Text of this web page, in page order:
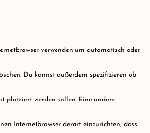
verwenden um automatisch oder
Du kannst außerdem spezifizieren ob
platziert werden sollen. Eine andere
Internetbrowser derart einzurichten, dass